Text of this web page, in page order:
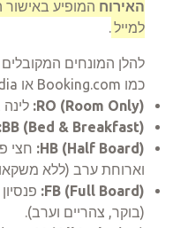
האירוח
למייל .
להלן המונחים המקובלים
כמוBooking.comאו
RO (Room Only): לינה
BB (Bed & Breakfast):
HB (Half Board): חצי
וארוחת ערב (ללא
FB (Full Board):
(בוקר, צהריים וערב).